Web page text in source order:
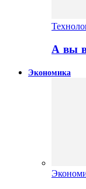
А вы в
Экономика